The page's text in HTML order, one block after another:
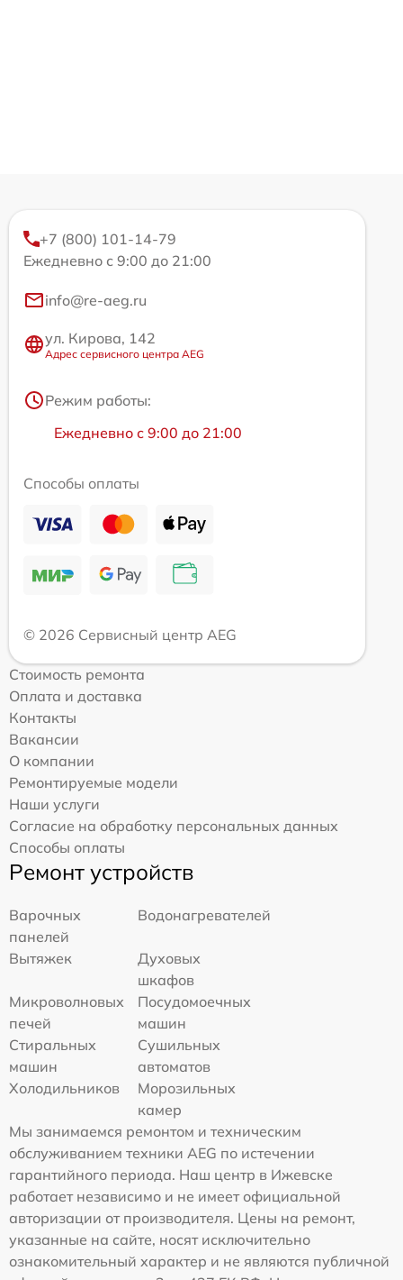
+7 (800) 101-14-79
Ежедневно с 9:00 до 21:00
info@re-aeg.ru
ул. Кирова, 142
Адрес сервисного центра AEG
Режим работы:
Ежедневно с 9:00 до 21:00
Способы оплаты
© 2026 Сервисный центр AEG
Стоимость ремонта
Оплата и доставка
Контакты
Вакансии
О компании
Ремонтируемые модели
Наши услуги
Согласие на обработку персональных данных
Способы оплаты
Ремонт устройств
Варочных
панелей
Водонагревателей
Вытяжек
Духовых
шкафов
Микроволновых
печей
Посудомоечных
машин
Стиральных
машин
Сушильных
автоматов
Холодильников
Морозильных
камер
Мы занимаемся ремонтом и техническим
обслуживанием техники AEG по истечении
гарантийного периода. Наш центр в Ижевске
работает независимо и не имеет официальной
авторизации от производителя. Цены на ремонт,
указанные на сайте, носят исключительно
ознакомительный характер и не являются публичной